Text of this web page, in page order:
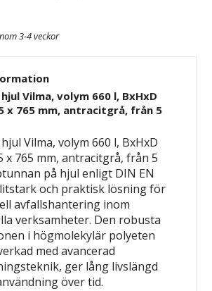
3-4 veckor
Vilma, volym 660 l, BxHxD
x 765 mm, antracitgrå, från 5
Vilma, volym 660 l, BxHxD
x 765 mm, antracitgrå, från 5
på hjul enligt DIN EN
och praktisk lösning för
avfallshantering inom
verksamheter. Den robusta
i högmolekylär polyeten
med avancerad
ger lång livslängd
över tid.